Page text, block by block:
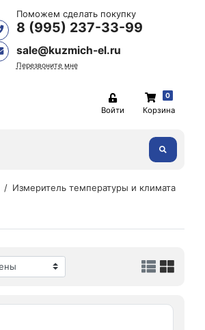
Поможем сделать покупку
8 (995) 237-33-99
sale@kuzmich-el.ru
Перезвоните мне
Войти
0
Корзина
Измеритель температуры и климата